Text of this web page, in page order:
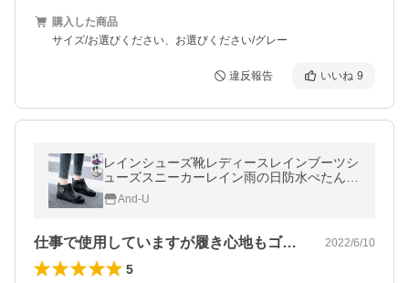
購入した商品
サイズ/お選びください、お選びください/グレー
違反報告 いいね 9
レインシューズ靴レディースレインブーツシ
ューズスニーカーレイン雨の日防水ぺたんこ
疲れにくいハイカットアウトドア仕事通学学
生And-U
仕事で使用していますが履き心地もゴツゴ… 2022/6/10
5